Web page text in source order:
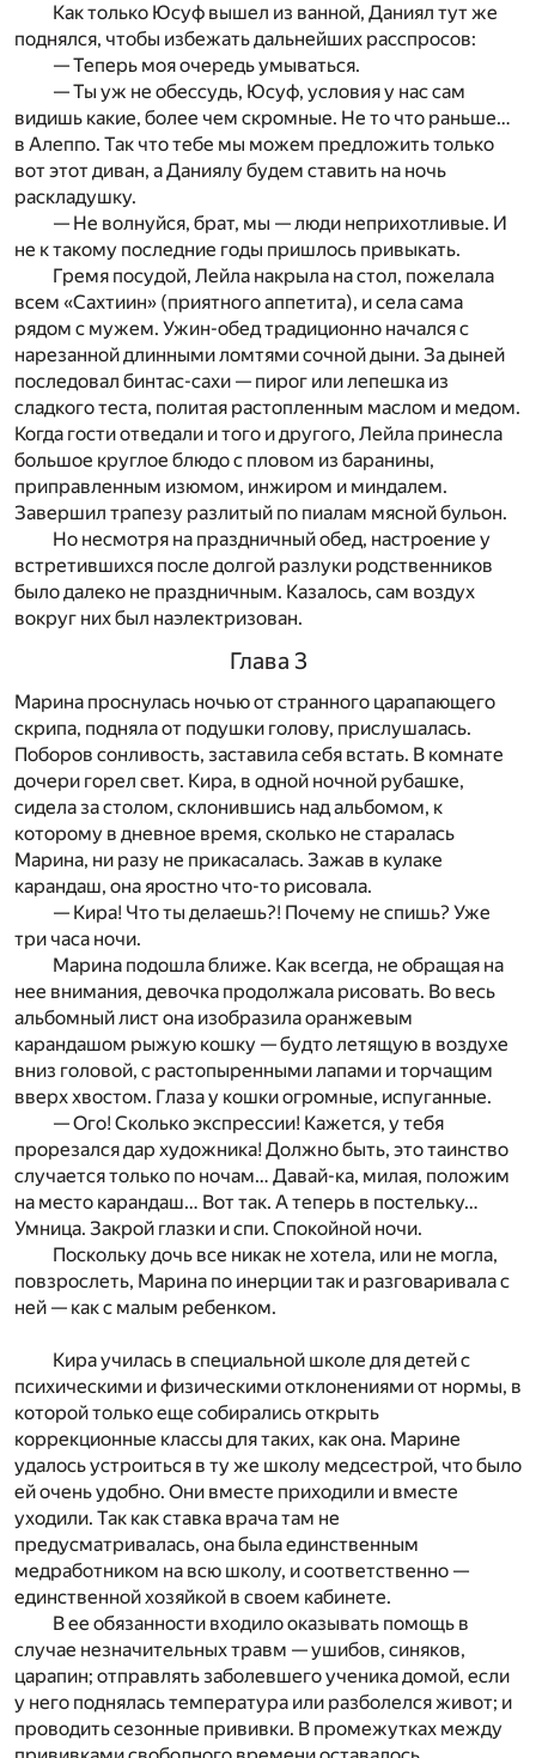
Как только Юсуф вышел из ванной, Даниял тут же
поднялся, чтобы избежать дальнейших расспросов:
— Теперь моя очередь умываться.
— Ты уж не обессудь, Юсуф, условия у нас сам
видишь какие, более чем скромные. Не то что раньше…
в Алеппо. Так что тебе мы можем предложить только
вот этот диван, а Даниялу будем ставить на ночь
раскладушку.
— Не волнуйся, брат, мы — люди неприхотливые. И
не к такому последние годы пришлось привыкать.
Гремя посудой, Лейла накрыла на стол, пожелала
всем «Сахтиин» (приятного аппетита), и села сама
рядом с мужем. Ужин-обед традиционно начался с
нарезанной длинными ломтями сочной дыни. За дыней
последовал бинтас-сахи — пирог или лепешка из
сладкого теста, политая растопленным маслом и медом.
Когда гости отведали и того и другого, Лейла принесла
большое круглое блюдо с пловом из баранины,
приправленным изюмом, инжиром и миндалем.
Завершил трапезу разлитый по пиалам мясной бульон.
Но несмотря на праздничный обед, настроение у
встретившихся после долгой разлуки родственников
было далеко не праздничным. Казалось, сам воздух
вокруг них был наэлектризован.
Глава 3
Марина проснулась ночью от странного царапающего
скрипа, подняла от подушки голову, прислушалась.
Поборов сонливость, заставила себя встать. В комнате
дочери горел свет. Кира, в одной ночной рубашке,
сидела за столом, склонившись над альбомом, к
которому в дневное время, сколько не старалась
Марина, ни разу не прикасалась. Зажав в кулаке
карандаш, она яростно что-то рисовала.
— Кира! Что ты делаешь?! Почему не спишь? Уже
три часа ночи.
Марина подошла ближе. Как всегда, не обращая на
нее внимания, девочка продолжала рисовать. Во весь
альбомный лист она изобразила оранжевым
карандашом рыжую кошку — будто летящую в воздухе
вниз головой, с растопыренными лапами и торчащим
вверх хвостом. Глаза у кошки огромные, испуганные.
— Ого! Сколько экспрессии! Кажется, у тебя
прорезался дар художника! Должно быть, это таинство
случается только по ночам… Давай-ка, милая, положим
на место карандаш… Вот так. А теперь в постельку…
Умница. Закрой глазки и спи. Спокойной ночи.
Поскольку дочь все никак не хотела, или не могла,
повзрослеть, Марина по инерции так и разговаривала с
ней — как с малым ребенком.
Кира училась в специальной школе для детей с
психическими и физическими отклонениями от нормы, в
которой только еще собирались открыть
коррекционные классы для таких, как она. Марине
удалось устроиться в ту же школу медсестрой, что было
ей очень удобно. Они вместе приходили и вместе
уходили. Так как ставка врача там не
предусматривалась, она была единственным
медработником на всю школу, и соответственно —
единственной хозяйкой в своем кабинете.
В ее обязанности входило оказывать помощь в
случае незначительных травм — ушибов, синяков,
царапин; отправлять заболевшего ученика домой, если
у него поднялась температура или разболелся живот; и
проводить сезонные прививки. В промежутках между